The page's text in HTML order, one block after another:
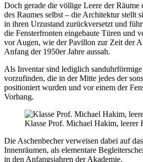
Doch gerade die völlige Leere der Räume
des Raumes selbst – die Architektur stellt
in ihren Urzustand zurückversetzt und
die Fensterfronten eingebaute Türen und
vor Augen, wie der Pavillon zur Zeit der
Anfang der 1950er Jahre aussah.
Als Inventar sind lediglich
vorzufinden, die in der Mitte jedes der
positioniert wurden und vor einem der
Vorhang.
Klasse Prof. Michael Hakim, leerer
Die Aschenbecher verweisen dabei auf
Innenräumen, als elementare
in den Anfangsjahren der Akademie.